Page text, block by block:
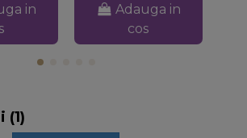
in
Adauga in
cos
(1)